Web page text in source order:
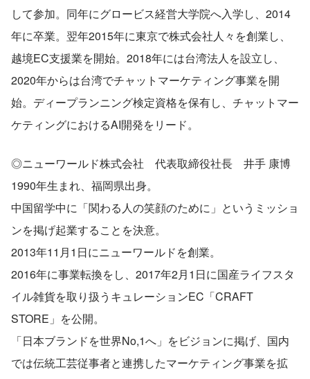
して参加。同年にグロービス経営大学院へ入学し、2014
年に卒業。翌年2015年に東京で株式会社人々を創業し、
越境EC支援業を開始。2018年には台湾法人を設立し、
2020年からは台湾でチャットマーケティング事業を開
始。ディープランニング検定資格を保有し、チャットマー
ケティングにおけるAI開発をリード。
◎ニューワールド株式会社　代表取締役社長　井手 康博
1990年生まれ、福岡県出身。
中国留学中に「関わる人の笑顔のために」というミッショ
ンを掲げ起業することを決意。
2013年11月1日にニューワールドを創業。
2016年に事業転換をし、2017年2月1日に国産ライフスタ
イル雑貨を取り扱うキュレーションEC「CRAFT
STORE」を公開。
「日本ブランドを世界No,1へ」をビジョンに掲げ、国内
では伝統工芸従事者と連携したマーケティング事業を拡